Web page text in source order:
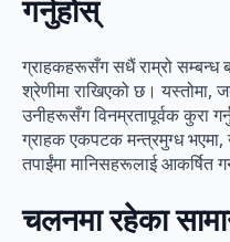
गर्नुहोस्
ग्राहकहरूसँग सधैं राम्रो सम्बन्ध
श्रेणीमा राखिएको छ।
उनीहरूसँग विनम्रतापूर्वक कुरा
ग्राहक एकपटक मन्त्रमुग्ध
तपाईंमा मानिसहरूलाई आकर्षित
चलनमा रहेका